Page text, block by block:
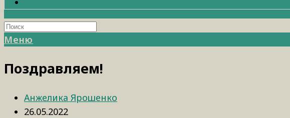
Меню
Поздравляем!
Анжелика Ярошенко
26.05.2022